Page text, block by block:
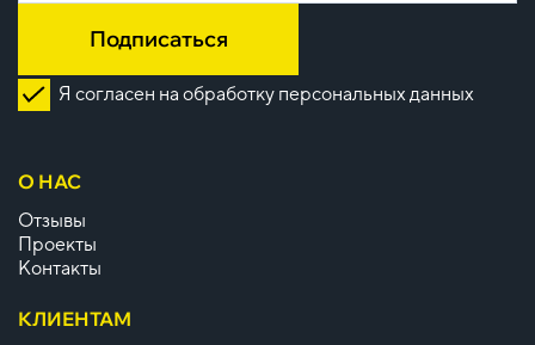
Подписаться
Я согласен на обработку персональных данных
О НАС
Отзывы
Проекты
Контакты
КЛИЕНТАМ